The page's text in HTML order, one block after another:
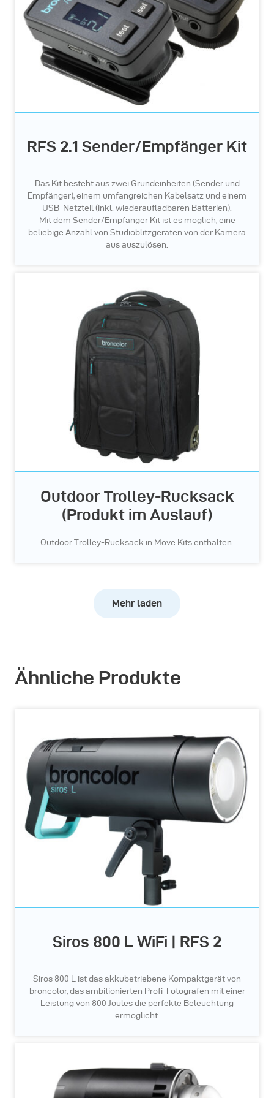
RFS 2.1 Sender/Empfänger Kit
Das Kit besteht aus zwei Grundeinheiten (Sender und
Empfänger), einem umfangreichen Kabelsatz und einem
USB-Netzteil (inkl. wiederaufladbaren Batterien).
Mit dem Sender/Empfänger Kit ist es möglich, eine
beliebige Anzahl von Studioblitzgeräten von der Kamera
aus auszulösen.
Outdoor Trolley-Rucksack
(Produkt im Auslauf)
Outdoor Trolley-Rucksack in Move Kits enthalten.
Mehr laden
Ähnliche Produkte
Siros 800 L WiFi | RFS 2
Siros 800 L ist das akkubetriebene Kompaktgerät von
broncolor, das ambitionierten Profi-Fotografen mit einer
Leistung von 800 Joules die perfekte Beleuchtung
ermöglicht.